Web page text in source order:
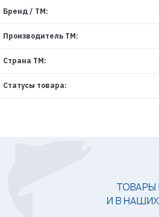
Бренд / ТМ:
Производитель ТМ:
Страна ТМ:
Статусы товара: